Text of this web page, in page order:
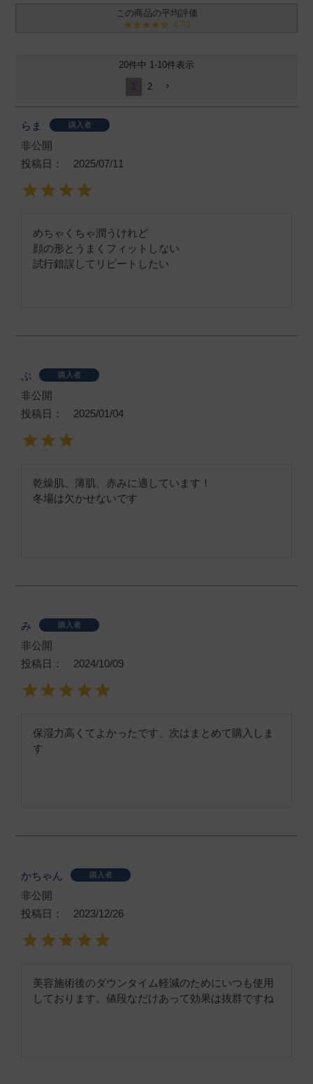
4.70
20件中 1-10件表示
1 2
らま 購入者
非公開
投稿日
2025/07/11
めちゃくちゃ潤うけれど
顔の形とうまくフィットしない
試行錯誤してリピートしたい
ぷ 購入者
非公開
投稿日
2025/01/04
乾燥肌、薄肌、赤みに適しています！
冬場は欠かせないです
み 購入者
非公開
投稿日
2024/10/09
保湿力高くてよかったです、次はまとめて購入しま
す
かちゃん 購入者
非公開
投稿日
2023/12/26
美容施術後のダウンタイム軽減のためにいつも使用
しております。値段なだけあって効果は抜群ですね